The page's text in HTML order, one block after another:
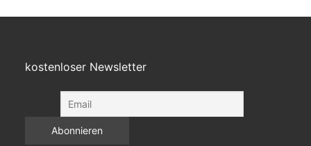
kostenloser Newsletter